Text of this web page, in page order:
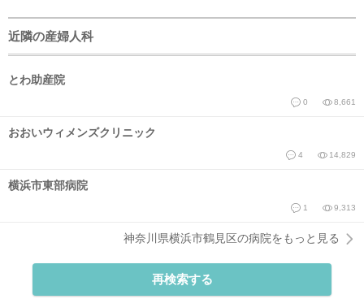
近隣の産婦人科
とわ助産院
0 8,661
おおいウィメンズクリニック
4 14,829
横浜市東部病院
1 9,313
神奈川県横浜市鶴見区の病院をもっと見る
再検索する